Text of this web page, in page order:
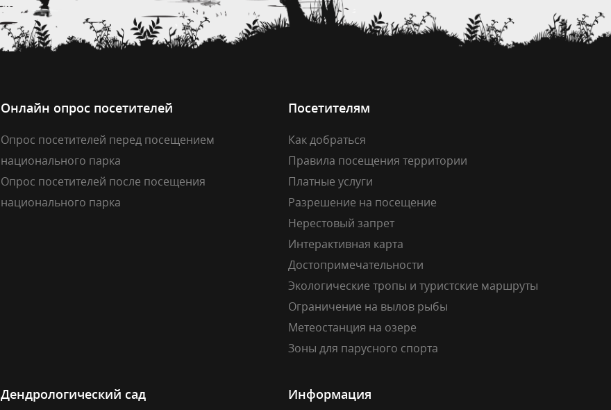
Онлайн опрос посетителей
Опрос посетителей перед посещением
национального парка
Опрос посетителей после посещения
национального парка
Посетителям
Как добраться
Правила посещения территории
Платные услуги
Разрешение на посещение
Нерестовый запрет
Интерактивная карта
Достопримечательности
Экологические тропы и туристские маршруты
Ограничение на вылов рыбы
Метеостанция на озере
Зоны для парусного спорта
Дендрологический сад Информация